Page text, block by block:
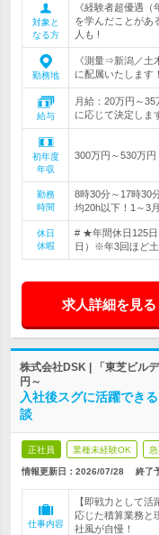
対象と
なる方
《経験者超優遇
を学んだことが
人も !
勤務地
《測量⇒新潟／土
に配属いたします
給与
月給：20万円～
に応じて決定しま
初年度
年収
300万円～530万円
勤務
時間
8時30分～17時30
均20h以下！1～3
休日
休暇
# ★年間休日125
日）※年3回ほど
求人詳細を見る
株式会社DSK | 「東芝ビル
円～
入社後スグに活躍でき
談
正社員 業種未経験OK
情報更新日：2026/07/28 終了
仕事内容
【即戦力として
応じた積算業務と
社風が自慢！